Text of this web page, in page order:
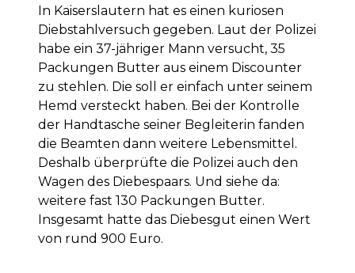
In Kaiserslautern hat es einen kuriosen
Diebstahlversuch gegeben. Laut der Polizei
habe ein 37-jähriger Mann versucht, 35
Packungen Butter aus einem Discounter
zu stehlen. Die soll er einfach unter seinem
Hemd versteckt haben. Bei der Kontrolle
der Handtasche seiner Begleiterin fanden
die Beamten dann weitere Lebensmittel.
Deshalb überprüfte die Polizei auch den
Wagen des Diebespaars. Und siehe da:
weitere fast 130 Packungen Butter.
Insgesamt hatte das Diebesgut einen Wert
von rund 900 Euro.